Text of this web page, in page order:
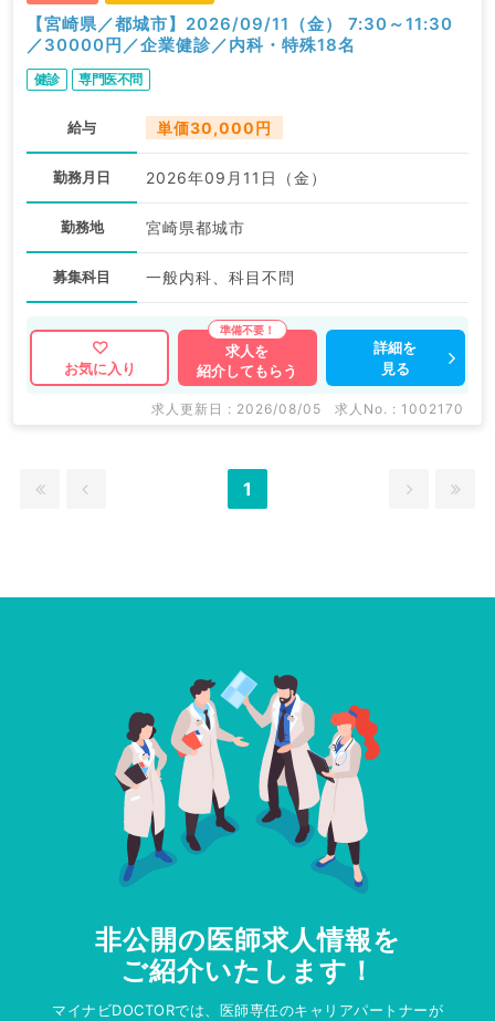
【宮崎県／都城市】2026/09/11（金） 7:30～11:30
／30000円／企業健診／内科・特殊18名
健診 専門医不問
給与 単価30,000円
勤務月日 2026年09月11日（金）
勤務地 宮崎県都城市
募集科目 一般内科、科目不問
お気に入り
求人を
紹介してもらう
詳細を
見る
求人更新日 : 2026/08/05 求人No. : 1002170
1
非公開の医師求人情報を
ご紹介いたします！
マイナビDOCTORでは、医師専任のキャリアパートナーが